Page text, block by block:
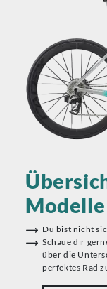
Modelle
Du bist nicht
Schaue dir
über die
perfektes Rad